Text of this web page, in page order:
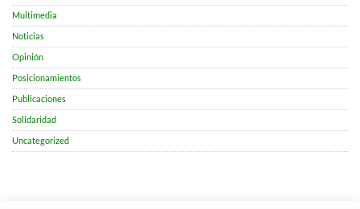
Multimedia
Noticias
Opinión
Posicionamientos
Publicaciones
Solidaridad
Uncategorized